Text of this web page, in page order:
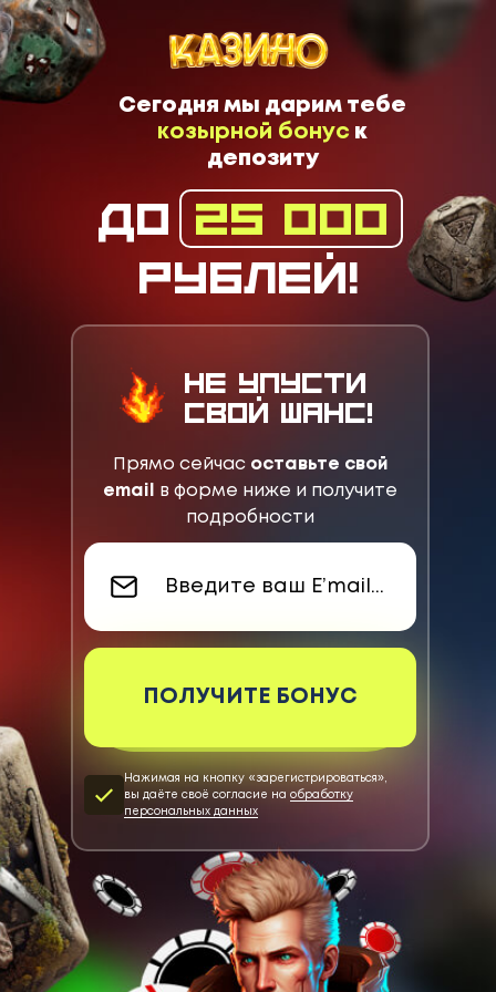
Сегодня мы дарим тебе
козырной бонус к
депозиту
до 25 000
рублей!
Не упусти
свой шанс!
Прямо сейчас оставьте свой
email
в форме ниже и получите
подробности
ПОЛУЧИТЕ БОНУС
Нажимая на кнопку «зарегистрироваться»,
вы даёте своё согласие на обработку
персональных данных